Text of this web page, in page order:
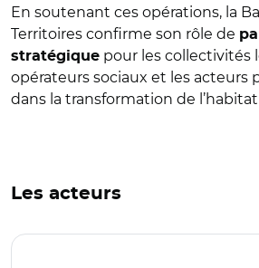
En soutenant ces opérations, la
Territoires confirme son rôle de
stratégique pour les collectivités
opérateurs sociaux et les acteurs
dans la transformation de
Les acteurs